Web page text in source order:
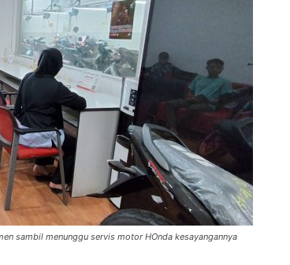
sambil menunggu servis motor HOnda kesayangannya